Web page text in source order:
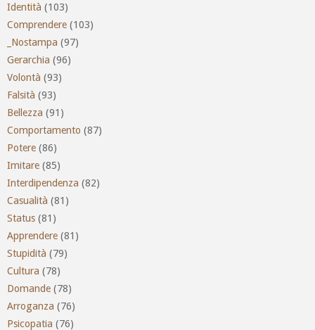
Identità (103)
Comprendere (103)
_Nostampa (97)
Gerarchia (96)
Volontà (93)
Falsità (93)
Bellezza (91)
Comportamento (87)
Potere (86)
Imitare (85)
Interdipendenza (82)
Casualità (81)
Status (81)
Apprendere (81)
Stupidità (79)
Cultura (78)
Domande (78)
Arroganza (76)
Psicopatia (76)